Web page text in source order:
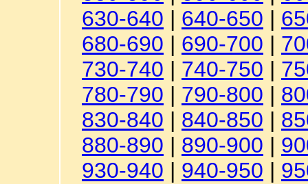
630-640 | 640-650 |
680-690 | 690-700 |
730-740 | 740-750 |
780-790 | 790-800 |
830-840 | 840-850 |
880-890 | 890-900 |
930-940 | 940-950 |